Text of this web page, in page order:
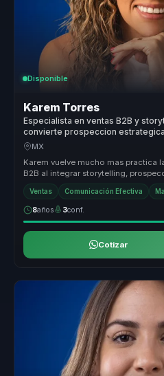
Disponible
Karem Torres
Especialista en ventas B2B y
convierte prospeccion
para equipos comerciales.
MX
Karem vuelve mucho mas practica
B2B al integrar storytelling,
comercial e...
Ventas Comunicación Efectiva
8años 3conf.
Cotizar